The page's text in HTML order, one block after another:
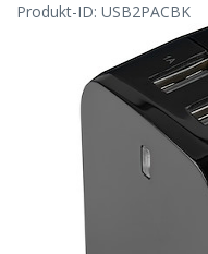
Produkt-ID: USB2PACBK